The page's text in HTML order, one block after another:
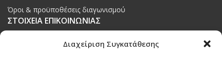
Διαχείριση Συγκατάθεσης
Όροι & προϋποθέσεις διαγωνισμού
ΣΤΟΙΧΕΙΑ ΕΠΙΚΟΙΝΩΝΙΑΣ
Παπαναστασίου 209,